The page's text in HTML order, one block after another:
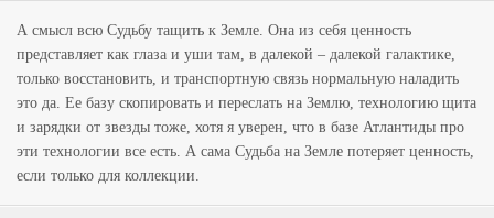
А смысл всю Судьбу тащить к Земле. Она из себя ценность
представляет как глаза и уши там, в далекой – далекой галактике,
только восстановить, и транспортную связь нормальную наладить
это да. Ее базу скопировать и переслать на Землю, технологию щита
и зарядки от звезды тоже, хотя я уверен, что в базе Атлантиды про
эти технологии все есть. А сама Судьба на Земле потеряет ценность,
если только для коллекции.